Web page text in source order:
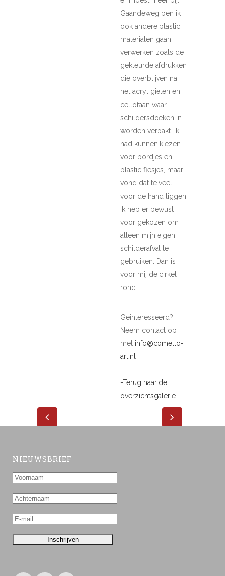
Gaandeweg ben ik
ook andere plastic
materialen gaan
verwerken zoals de
gekleurde afdrukken
die overblijven na
het acryl gieten en
cellofaan waar
schildersdoeken in
worden verpakt. Ik
had kunnen kiezen
voor bordjes en
plastic flesjes, maar
vond dat te veel
voor de hand liggen.
Ik heb er bewust
voor gekozen om
alleen mijn eigen
schilderafval te
gebruiken. Dan is
voor mij de cirkel
rond.
Geinteresseerd?
Neem contact op
met info@comello-
art.nl
-Terug naar de
overzichtsgalerie.
NIEUWSBRIEF